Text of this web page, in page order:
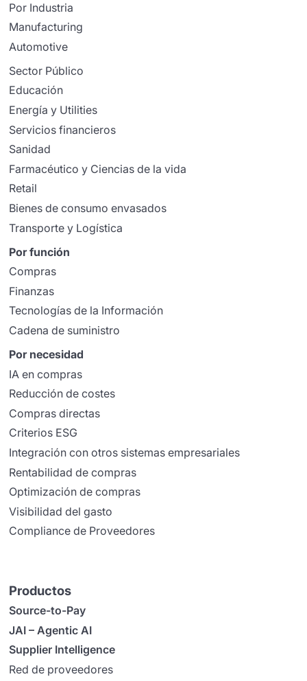
Por Industria
Manufacturing
Automotive
Sector Público
Educación
Energía y Utilities
Servicios financieros
Sanidad
Farmacéutico y Ciencias de la vida
Retail
Bienes de consumo envasados
Transporte y Logística
Por función
Compras
Finanzas
Tecnologías de la Información
Cadena de suministro
Por necesidad
IA en compras
Reducción de costes
Compras directas
Criterios ESG
Integración con otros sistemas empresariales
Rentabilidad de compras
Optimización de compras
Visibilidad del gasto
Compliance de Proveedores
Productos
Source-to-Pay
JAI – Agentic AI
Supplier Intelligence
Red de proveedores